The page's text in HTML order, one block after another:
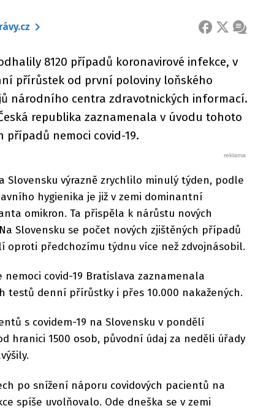
FACEBOOK
X
8120 případů koronavirové infekce, v
přírůstek od první poloviny loňského
národního centra zdravotnických informací.
republika zaznamenala v úvodu tohoto
nemoci covid-19.
Slovensku výrazně zrychlilo minulý týden, podle
hygienika je již v zemi dominantní
omikron. Ta přispěla k nárůstu nových
Slovensku se počet nových zjištěných případů
oproti předchozímu týdnu více než zdvojnásobil.
covid-19 Bratislava zaznamenala
denní přírůstky i přes 10.000 nakažených.
s covidem-19 na Slovensku v pondělí
hranici 1500 osob, původní údaj za neděli úřady
po snížení náporu covidových pacientů na
spíše uvolňovalo. Ode dneška se v zemi